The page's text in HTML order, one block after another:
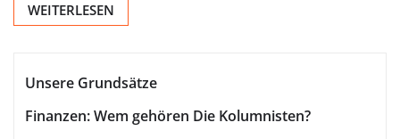
WEITERLESEN
Unsere Grundsätze
Finanzen: Wem gehören Die Kolumnisten?